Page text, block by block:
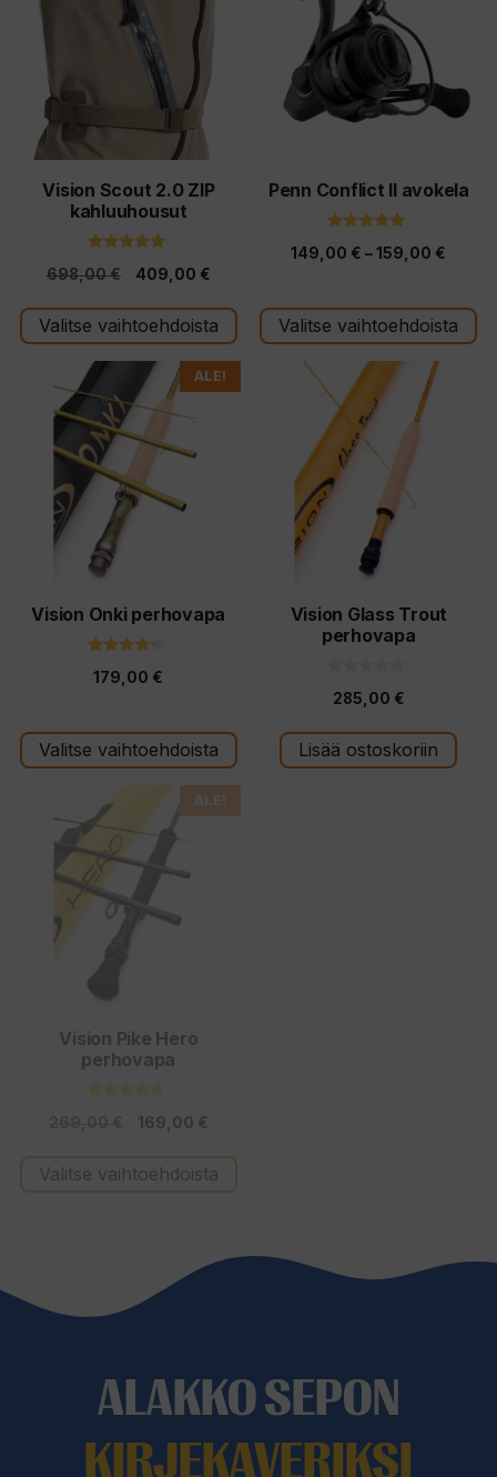
Vision Scout 2.0 ZIP
kahluuhousut
5:stä
698,00€
Alkuperäinen
oli:
698,00 €.
409,00 €Nykyinen
on:
409,00 €.
Valitse vaihtoehdoista
useampi
Voit
tehdä
valinnat
tuotteen
sivulla.
Penn Conflict II avokela
5:stä
149,00 € – 159,00 €
-
Valitse vaihtoehdoista
useampi
muunnelma.
Voit
tehdä
tuotteen
ALE!
Vision Onki perhovapa
5:stä
179,00 €
Valitse vaihtoehdoista
tuotteella
useampi
muunnelma.
tuotteen
Vision Glass Trout
perhovapa
5
s
t
ä
285,00 €
Lisää ostoskoriin
ALE!
Vision Pike Hero
perhovapa
5:stäAlkuperäinen
oli:
169,00 €
on:
Valitse vaihtoehdoista
tuotteella
useampi
muunnelma.
tuotteen
ALAKKO SEPON
KIRJEKAVERIKSI